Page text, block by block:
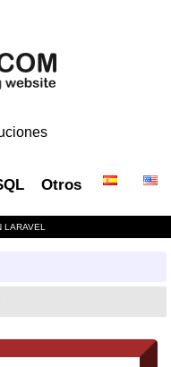
Otros
LARAVEL